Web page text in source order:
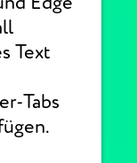
Text
Tabs